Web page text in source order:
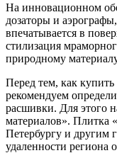
На инновационном
дозаторы и
впечатывается в
стилизация
природному
Перед тем, как
рекомендуем
расшивки. Для этого
материалов». Плитка
Петербургу и другим
удаленности региона